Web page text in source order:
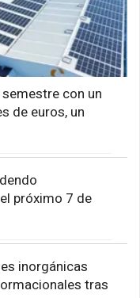
con un
de euros, un
próximo 7 de
inorgánicas
tras